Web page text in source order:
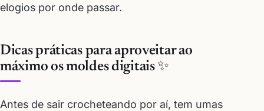
elogios por onde passar.
Dicas práticas para aproveitar ao
máximo os moldes digitais ✨
Antes de sair crocheteando por aí, tem umas